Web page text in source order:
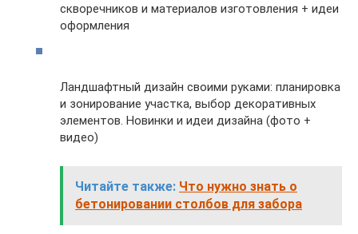
скворечников и материалов изготовления + идеи
оформления
Ландшафтный дизайн своими руками: планировка
и зонирование участка, выбор декоративных
элементов. Новинки и идеи дизайна (фото +
видео)
Читайте также: Что нужно знать о
бетонировании столбов для забора